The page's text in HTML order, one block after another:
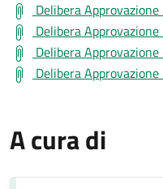
Delibera
Delibera
Delibera
Delibera
A cura di